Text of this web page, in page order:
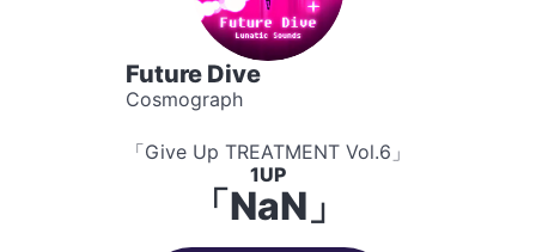
Future Dive
Cosmograph
「Give Up TREATMENT Vol.6」
1UP
「NaN」